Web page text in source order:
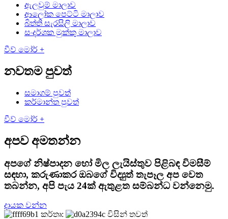
ඇලවුම් මාලාව
ආලෝක පෙට්ටි මාලාව
බිත්ති සැරසිලි මාලාව
සංදර්ශක මුක්කු මාලාව
වීව් මෝර් +
නවතම පුවත්
සමාගම් පුවත්
කර්මාන්ත පුවත්
වීව් මෝර් +
අපව අමතන්න
අපගේ නිෂ්පාදන හෝ මිල ලැයිස්තුව පිළිබඳ විමසීම්
සඳහා, කරුණාකර ඔබගේ විද්‍යුත් තැපෑල අප වෙත
තබන්න, අපි පැය 24ක් ඇතුළත සම්බන්ධ වන්නෙමු.
දායක වන්න